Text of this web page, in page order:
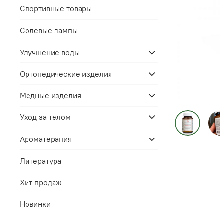
Спортивные товары
Солевые лампы
Улучшение воды
Ортопедические изделия
Медные изделия
Уход за телом
Ароматерапия
Литература
Хит продаж
Новинки